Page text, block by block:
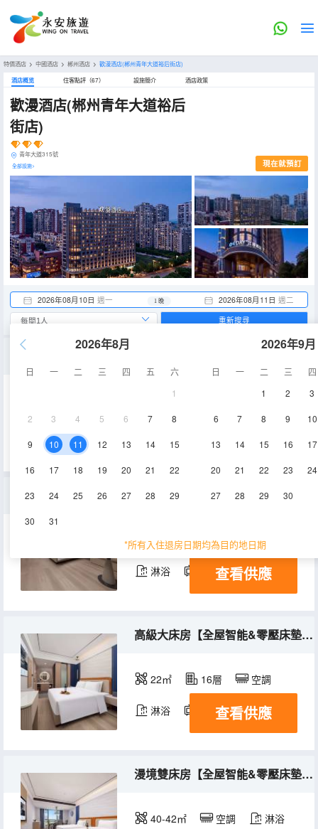
特價酒店 > 中國酒店 > 郴州酒店 > 歡漫酒店(郴州青年大道裕后街店)
酒店概览 住客點評（67） 設施簡介 酒店政策
歡漫酒店(郴州青年大道裕后
街店)
青年大道315號
全部設施> 現在就預訂
2026年08月10日 週一 2026年08月11日 週二
1 晚
2026年8月
日 一 二 三 四 五
六
1
2 3 4 5 6 7 8
9 10 11 12 13 14 15
16 17 18 19 20 21 22
23 24 25 26 27 28 29
30 31
2026年9月
日 一 二 三
四
1
2 3
6 7 8 9 10
13 14 15 16 17
20 21 22 23 24
27 28 29 30
*所有入住退房日期均為目的地日期
重新搜尋
60-65㎡ 空調
35-38㎡ 16-17層
淋浴 電視機
查看供應
高級大床房【全屋智能&零壓床墊&巨幕投影】
22㎡ 16層 空調
淋浴 電視機
查看供應
漫境雙床房【全屋智能&零壓床墊&65寸電視】
40-42㎡ 空調 淋浴